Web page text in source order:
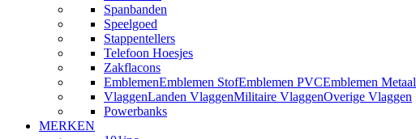
Spanbanden
Speelgoed
Stappentellers
Telefoon Hoesjes
Zakflacons
EmblemenEmblemen StofEmblemen PVCEmblemen Metaal
VlaggenLanden VlaggenMilitaire VlaggenOverige Vlaggen
Powerbanks
MERKEN